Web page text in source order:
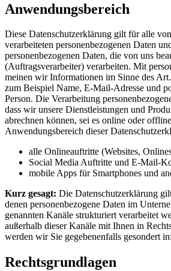
Anwendungsbereich
Diese Datenschutzerklärung gilt für alle
verarbeiteten personenbezogenen Daten
personenbezogenen Daten, die von uns
(Auftragsverarbeiter) verarbeiten. Mit
meinen wir Informationen im Sinne des
zum Beispiel Name, E-Mail-Adresse und
Person. Die Verarbeitung
dass wir unsere Dienstleistungen und
abrechnen können, sei es online oder
Anwendungsbereich dieser
alle Onlineauftritte (Websites,
Social Media Auftritte und E-Mail-
mobile Apps für Smartphones und
Kurz gesagt: Die Datenschutzerklärung
denen personenbezogene Daten im
genannten Kanäle strukturiert verarbeitet
außerhalb dieser Kanäle mit Ihnen in
werden wir Sie gegebenenfalls gesondert
Rechtsgrundlagen